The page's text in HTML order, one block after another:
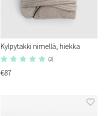
Kylpytakki nimellä, hiekka
(2)
€87